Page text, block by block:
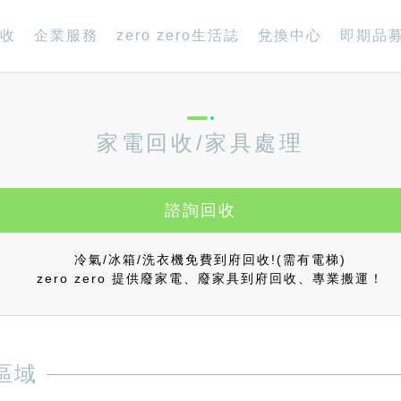
企業服務 zero zero生活誌 兌換中心 即期品
家電回收/家具處理
諮詢回收
冷氣/冰箱/洗衣機免費到府回收!(需有電梯)
zero zero 提供廢家電、廢家具到府回收、專業搬運！
域